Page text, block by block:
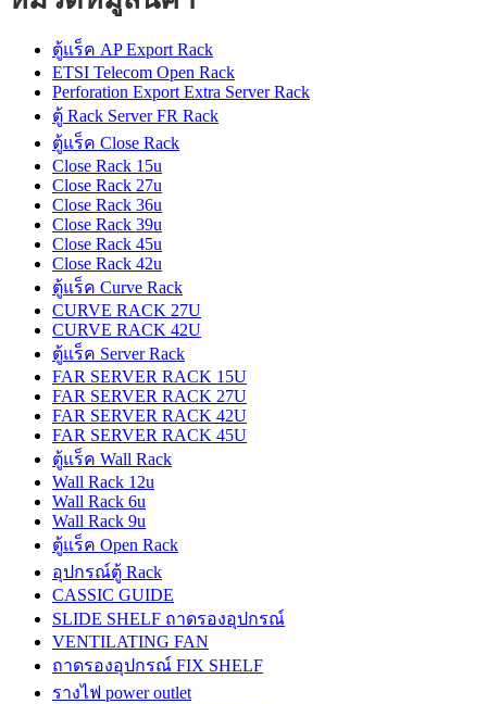
ตู้แร็ค AP Export Rack
ETSI Telecom Open Rack
Perforation Export Extra Server Rack
ตู้ Rack Server FR Rack
ตู้แร็ค Close Rack
Close Rack 15u
Close Rack 27u
Close Rack 36u
Close Rack 39u
Close Rack 45u
Close Rack 42u
ตู้แร็ค Curve Rack
CURVE RACK 27U
CURVE RACK 42U
ตู้แร็ค Server Rack
FAR SERVER RACK 15U
FAR SERVER RACK 27U
FAR SERVER RACK 42U
FAR SERVER RACK 45U
ตู้แร็ค Wall Rack
Wall Rack 12u
Wall Rack 6u
Wall Rack 9u
ตู้แร็ค Open Rack
อุปกรณ์ตู้ Rack
CASSIC GUIDE
SLIDE SHELF ถาดรองอุปกรณ์
VENTILATING FAN
ถาดรองอุปกรณ์ FIX SHELF
รางไฟ power outlet